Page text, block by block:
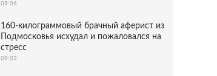
09:04
160-килограммовый брачный аферист из
Подмосковья исхудал и пожаловался на
стресс
09:02